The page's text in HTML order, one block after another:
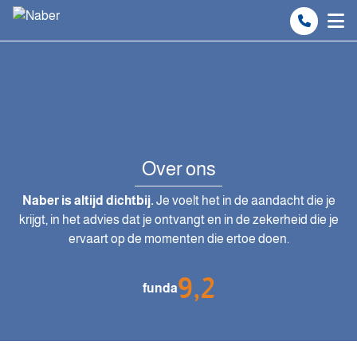
Spring naar inhoud
Over ons
Naber is altijd dichtbij. Je voelt het in de aandacht die je
krijgt, in het advies dat je ontvangt en in de zekerheid die je
ervaart op de momenten die ertoe doen.
funda9,2